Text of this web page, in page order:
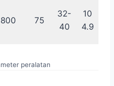
75
32-
40
10
4.9
peralatan